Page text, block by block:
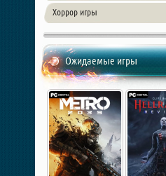
Хоррор игры
Ожидаемые игры